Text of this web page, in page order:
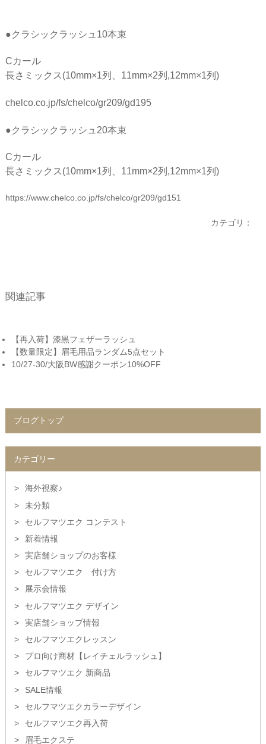
●クラシックラッシュ10本束
Cカール
長さミックス(10mm×1列、11mm×2列,12mm×1列)
chelco.co.jp/fs/chelco/gr209/gd195
●クラシックラッシュ20本束
Cカール
長さミックス(10mm×1列、11mm×2列,12mm×1列)
https://www.chelco.co.jp/fs/chelco/gr209/gd151
カテゴリ：
関連記事
【再入荷】漆黒フェザーラッシュ
【数量限定】眉毛用品ランダム5点セット
10/27-30/大阪BW感謝クーポン10%OFF
ブログトップ
カテゴリー
海外視察♪
未分類
セルフマツエク コンテスト
新着情報
実店舗ショップのお客様
セルフマツエク 付け方
展示会情報
セルフマツエク デザイン
実店舗ショップ情報
セルフマツエクレッスン
プロ向け商材【レイチェルラッシュ】
セルフマツエク 新商品
SALE情報
セルフマツエクカラーデザイン
セルフマツエク再入荷
眉毛エクステ